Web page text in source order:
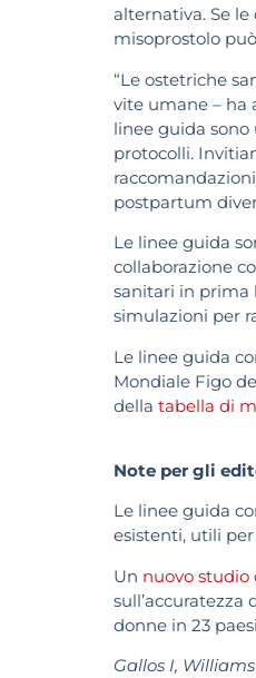
alternativa. Se
misoprostolo
“Le ostetriche
vite umane – ha
linee guida
protocolli.
postpartum
Le linee guida
collaborazione
sanitari in prima
simulazioni per
Le linee guida
Mondiale Figo
della tabella di
Note per gli
Le linee guida
esistenti, utili
Un nuovo studio
donne in 23
Gallos I,